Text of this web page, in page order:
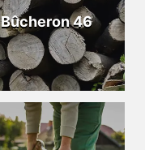
Bûcheron 46